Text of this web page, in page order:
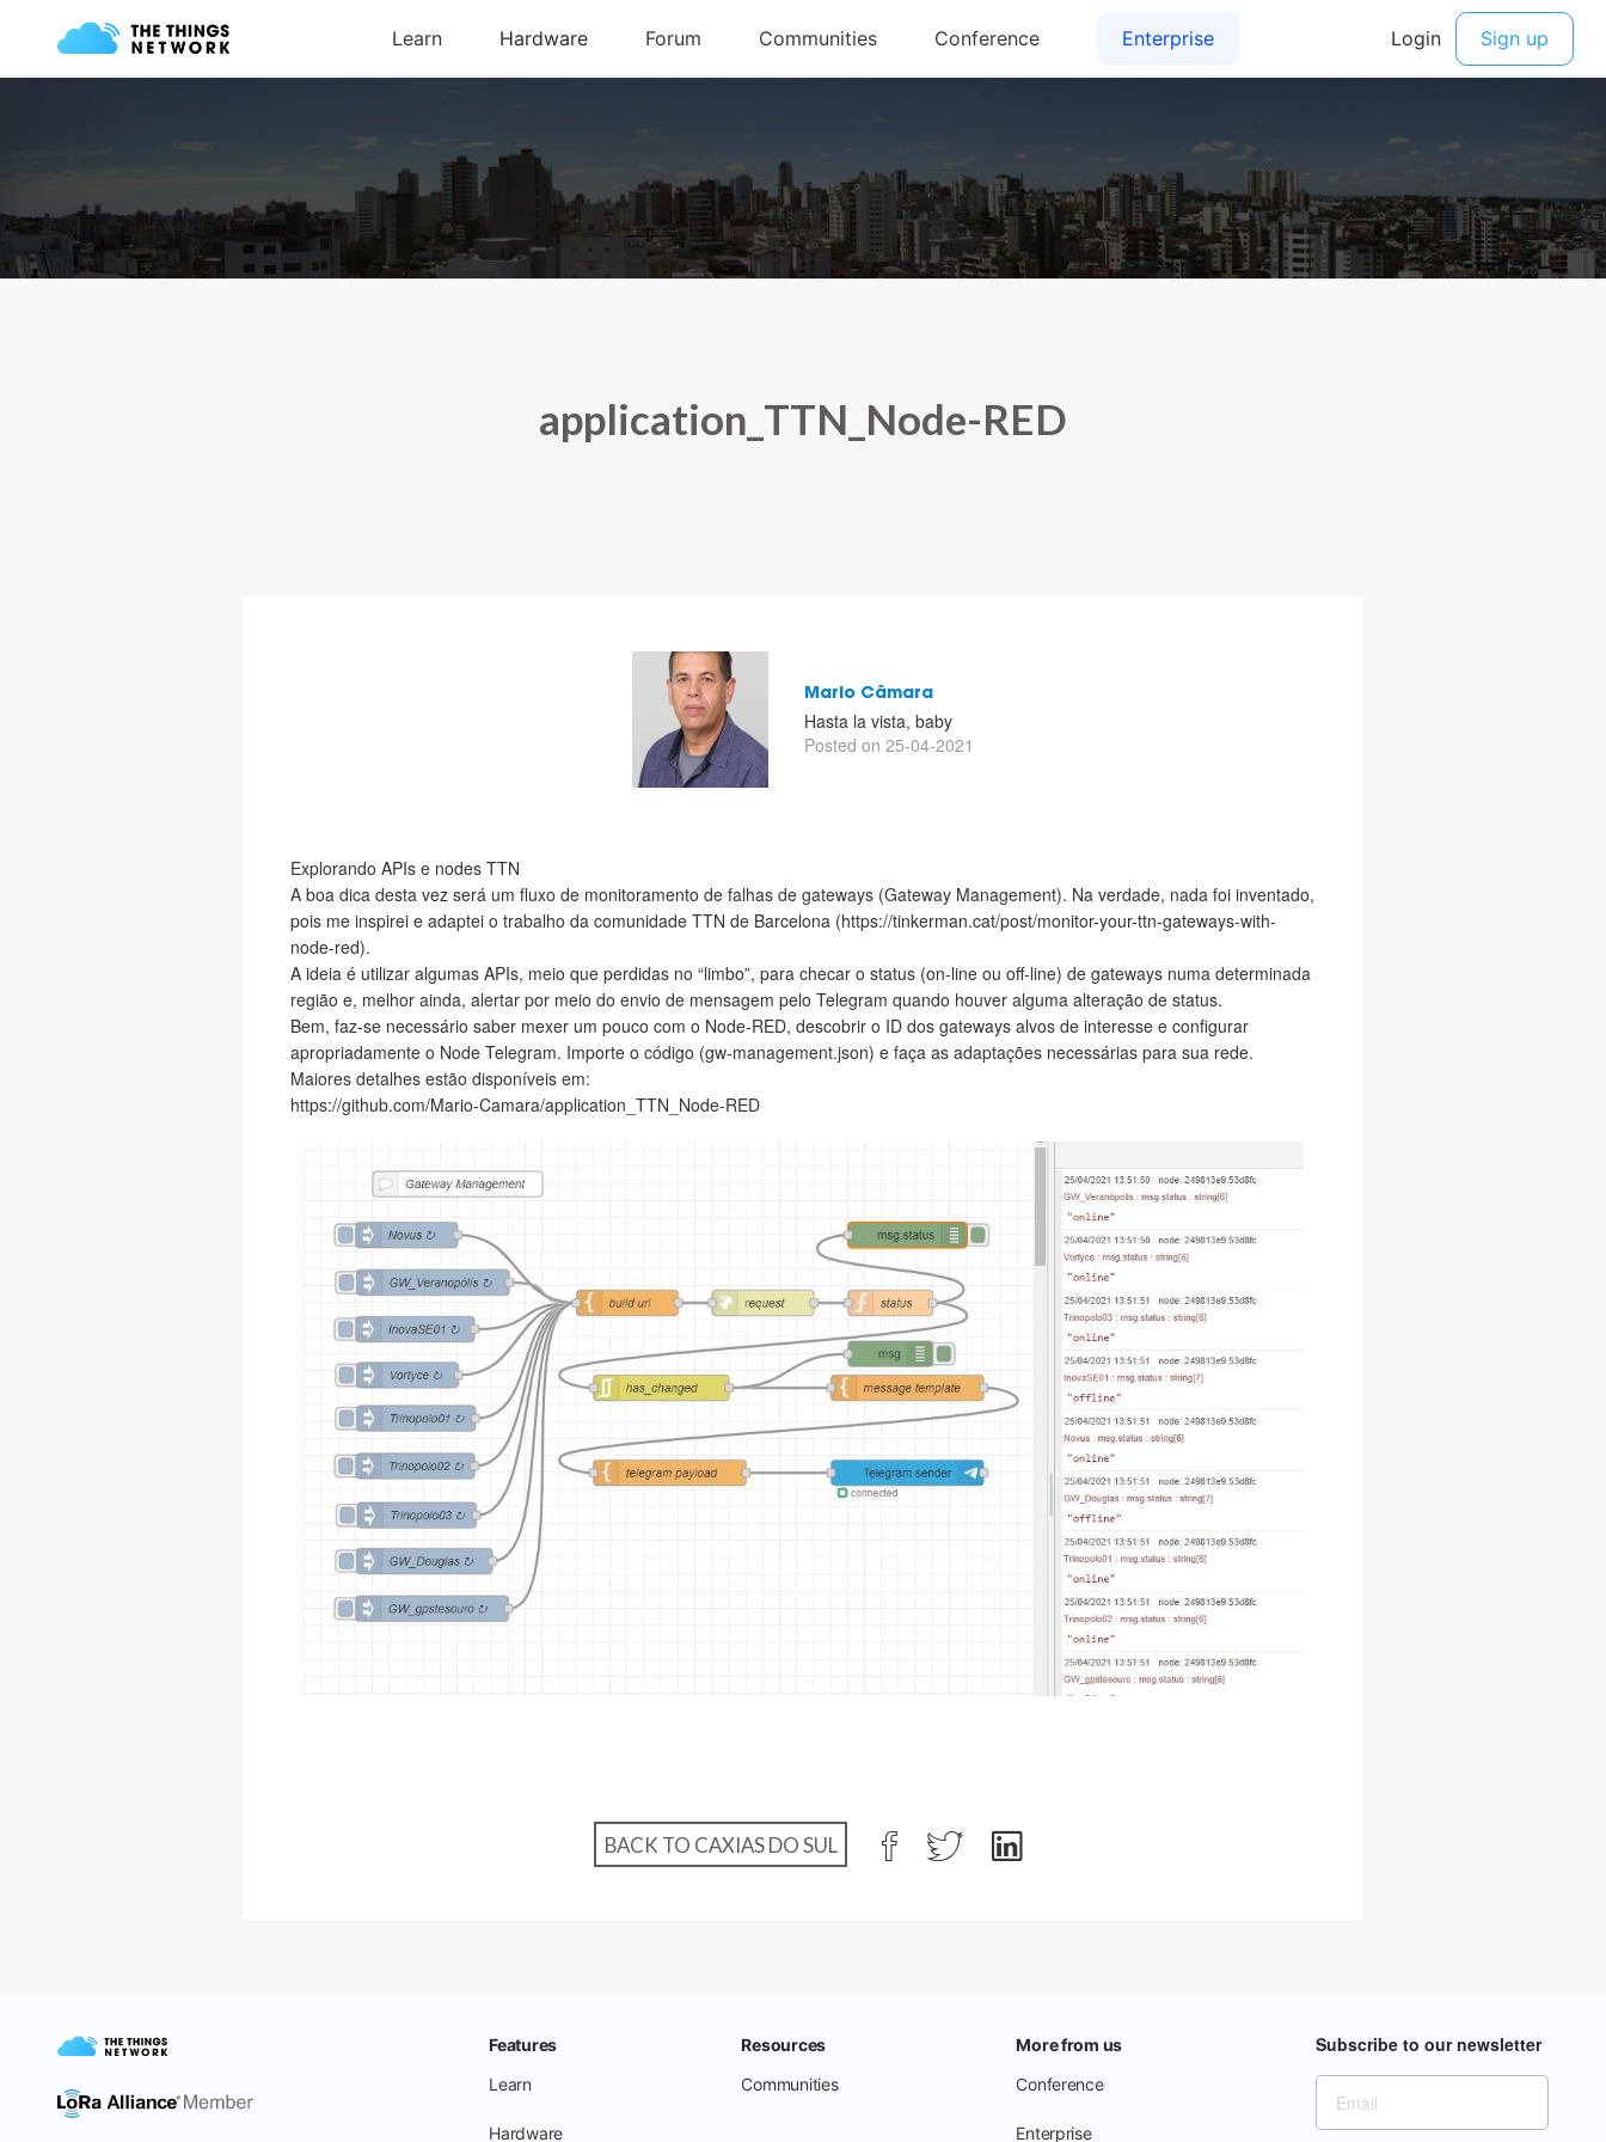
application_TTN_Node-RED
Mario Câmara
Hasta la vista, baby
Posted on 25-04-2021
Explorando APIs e nodes TTN
A boa dica desta vez será um fluxo de monitoramento de falhas de gateways (Gateway Management). Na verdade, nada foi inventado,
pois me inspirei e adaptei o trabalho da comunidade TTN de Barcelona (https://tinkerman.cat/post/monitor-your-ttn-gateways-with-
node-red).
A ideia é utilizar algumas APIs, meio que perdidas no “limbo”, para checar o status (on-line ou off-line) de gateways numa determinada
região e, melhor ainda, alertar por meio do envio de mensagem pelo Telegram quando houver alguma alteração de status.
Bem, faz-se necessário saber mexer um pouco com o Node-RED, descobrir o ID dos gateways alvos de interesse e configurar
apropriadamente o Node Telegram. Importe o código (gw-management.json) e faça as adaptações necessárias para sua rede.
Maiores detalhes estão disponíveis em:
https://github.com/Mario-Camara/application_TTN_Node-RED
BACK TO CAXIAS DO SUL